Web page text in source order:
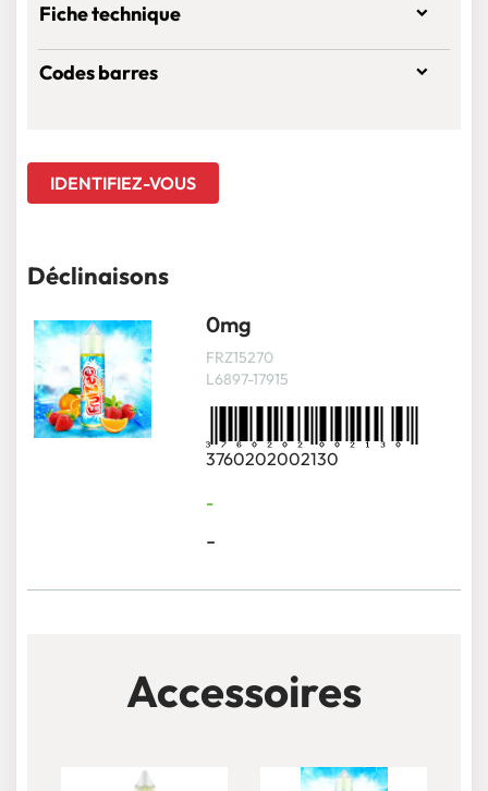
Fiche technique
Codes barres
IDENTIFIEZ-VOUS
Déclinaisons
0mg
FRZ15270
L6897-17915
3760202002130
-
-
Accessoires